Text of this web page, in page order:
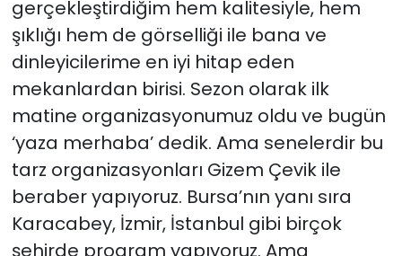
gerçekleştirdiğim hem kalitesiyle, hem
şıklığı hem de görselliği ile bana ve
dinleyicilerime en iyi hitap eden
mekanlardan birisi. Sezon olarak ilk
matine organizasyonumuz oldu ve bugün
‘yaza merhaba’ dedik. Ama senelerdir bu
tarz organizasyonları Gizem Çevik ile
beraber yapıyoruz. Bursa’nın yanı sıra
Karacabey, İzmir, İstanbul gibi birçok
şehirde program yapıyoruz. Ama